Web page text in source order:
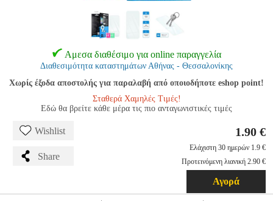
Αμεσα διαθέσιμο για online παραγγελία
Διαθεσιμότητα καταστημάτων Αθήνας - Θεσσαλονίκης
Χωρίς έξοδα αποστολής για παραλαβή από οποιοδήποτε eshop point!
Σταθερά Χαμηλές Τιμές!
Εδώ θα βρείτε κάθε μέρα τις πιο ανταγωνιστικές τιμές
Wishlist
Share
1.90 €
Ελάχιστη 30 ημερών 1.9 €
Προτεινόμενη λιανική 2.90 €
Αγορά